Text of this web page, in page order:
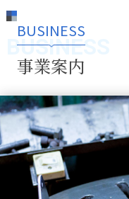
BUSINESS
BUSINESS
事業案内